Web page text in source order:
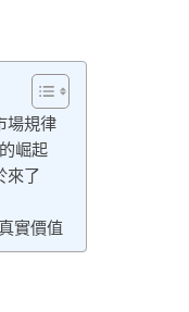
場規律
崛起
來了
實價值